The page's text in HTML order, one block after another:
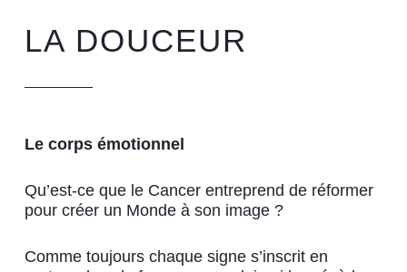
LA DOUCEUR
Le corps émotionnel
Qu’est-ce que le Cancer entreprend de réformer
pour créer un Monde à son image ?
Comme toujours chaque signe s’inscrit en